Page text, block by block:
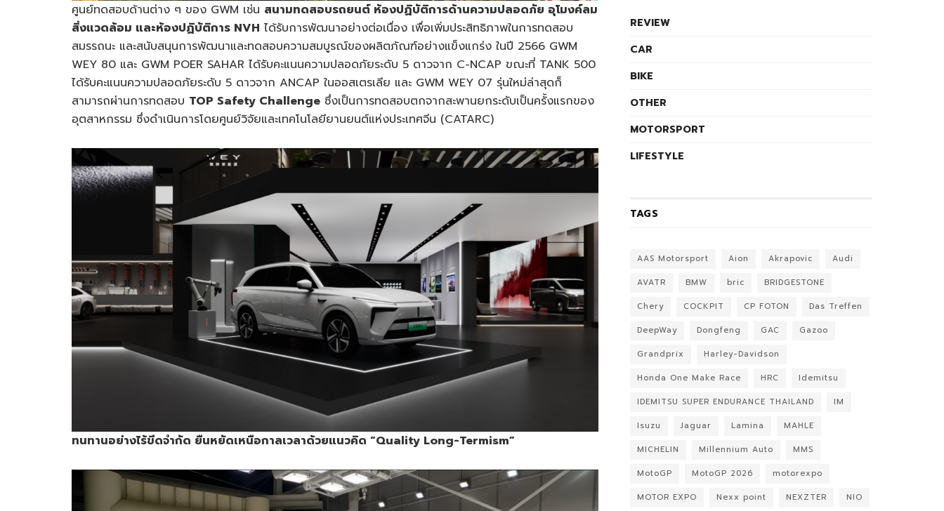
ศูนย์ทดสอบด้านต่าง ๆ ของ GWM เช่น สนามทดสอบรถยนต์ ห้องปฏิบัติการด้านความปลอดภัย อุโมงค์ลม
สิ่งแวดล้อม และห้องปฏิบัติการ NVH ได้รับการพัฒนาอย่างต่อเนื่อง เพื่อเพิ่มประสิทธิภาพในการทดสอบ
สมรรถนะ และสนับสนุนการพัฒนาและทดสอบความสมบูรณ์ของผลิตภัณฑ์อย่างแข็งแกร่ง ในปี 2566 GWM
WEY 80 และ GWM POER SAHAR ได้รับคะแนนความปลอดภัยระดับ 5 ดาวจาก C-NCAP ขณะที่ TANK 500
ได้รับคะแนนความปลอดภัยระดับ 5 ดาวจาก ANCAP ในออสเตรเลีย และ GWM WEY 07 รุ่นใหม่ล่าสุดก็
สามารถผ่านการทดสอบ TOP Safety Challenge ซึ่งเป็นการทดสอบตกจากสะพานยกระดับเป็นครั้งแรกของ
อุตสาหกรรม ซึ่งดำเนินการโดยศูนย์วิจัยและเทคโนโลยียานยนต์แห่งประเทศจีน (CATARC)
ทนทานอย่างไร้ขีดจำกัด ยืนหยัดเหนือกาลเวลาด้วยแนวคิด “Quality Long-Termism”
REVIEW
CAR
BIKE
OTHER
MOTORSPORT
LIFESTYLE
TAGS
AAS Motorsport Aion Akrapovic
Audi
AVATR
BMW bric
BRIDGESTONE
Chery
COCKPIT CP FOTON
Das Treffen
DeepWay
Dongfeng GAC
Gazoo
Grandprix
Harley-Davidson
Honda One Make Race
HRC
Idemitsu
IDEMITSU SUPER ENDURANCE THAILAND
IM
Isuzu
Jaguar Lamina
MAHLE
MICHELIN
Millennium Auto
MMS
MotoGP
MotoGP 2026
motorexpo
MOTOR EXPO
Nexx point NEXZTER
NIO